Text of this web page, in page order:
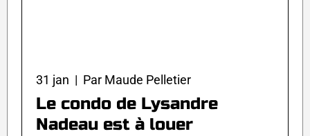
31 jan | Par Maude Pelletier
Le condo de Lysandre
Nadeau est à louer